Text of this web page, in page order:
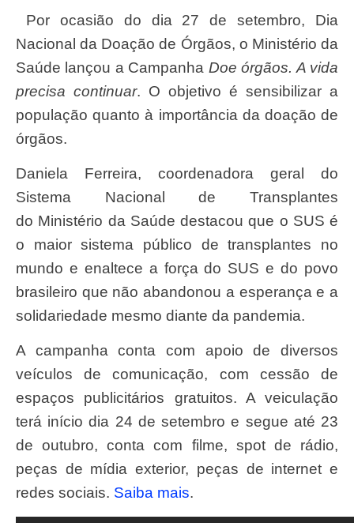
Por ocasião do dia 27 de setembro, Dia
Nacional da Doação de Órgãos, o Ministério da
Saúde lançou a Campanha Doe órgãos. A vida
precisa continuar. O objetivo é sensibilizar a
população quanto à importância da doação de
órgãos.
Daniela Ferreira, coordenadora geral do
Sistema Nacional de Transplantes
do Ministério da Saúde destacou que o SUS é
o maior sistema público de transplantes no
mundo e enaltece a força do SUS e do povo
brasileiro que não abandonou a esperança e a
solidariedade mesmo diante da pandemia.
A campanha conta com apoio de diversos
veículos de comunicação, com cessão de
espaços publicitários gratuitos. A veiculação
terá início dia 24 de setembro e segue até 23
de outubro, conta com filme, spot de rádio,
peças de mídia exterior, peças de internet e
redes sociais. Saiba mais.